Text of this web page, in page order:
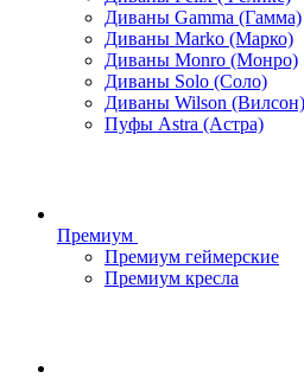
Диваны Gamma (Гамма)
Диваны Marko (Марко)
Диваны Monro (Монро)
Диваны Solo (Соло)
Диваны Wilson (Вилсон)
Пуфы Astra (Астра)
Премиум
Премиум геймерские
Премиум кресла